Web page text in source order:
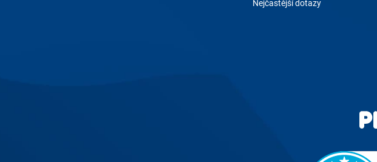
Nejčastější dotazy